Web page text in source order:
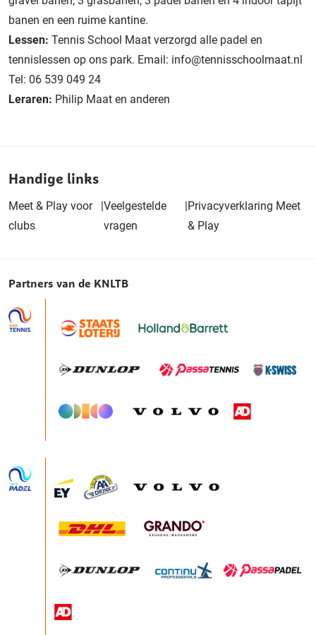
banen en een ruime kantine.
Lessen: Tennis School Maat verzorgd alle padel en
tennislessen op ons park. Email: info@tennisschoolmaat.nl
Tel: 06 539 049 24
Leraren: Philip Maat en anderen
Handige links
Meet & Play voor
clubs
|Veelgestelde
vragen
|Privacyverklaring Meet
& Play
Partners van de KNLTB